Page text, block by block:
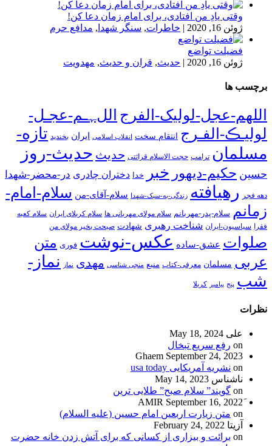
وقتی یادِ من افتادی، برای امام زمان دعا کن!
ژوئن 16, 2020
| خاطرات, سنگر شهدا , مدافع حرم
فضیلت تواضع
ژوئن 16, 2020
| حدیث, قران و حدیث, مهدویت
برچسب ها
اللهم-عجل-لولیک-الفرج اللﮩـم-عجـل-
لولیـڪ-الفـرج انتقام سخت انقلاب اسلامی ایران بخندید تازه-
مسلمان ترامپ حجت الاسلام قرائتی حدیث حدیث-روز
حسین حکیم-دیهور خبر خدا دختران چادری در-محضر-شهدا
دهه فجر رهیافته زندگی-به-سبک-شهدا سلام-آقای-من سلام-امام-
زمانم سلام-پدر-مهربانم سلام مولای مهربانی ها سلام کربلای ایران سلام کعبه
فقرا سیاسیون-ایران شناخت رهبری شهادت صبحت بخیر مولای من
صلوات عشق-ساده عکس-نوشت فوری متن
عربی مسلمان معرفی-کتاب منبع منجی شناسی مهدی نماز
نماز-
شب پنج پیامبر کربلا
نظرات
علی May 18, 2024
on رفع سریع تبخال
Ghaem September 24, 2023
on نشریه آمریکایی usa today
ناشناس May 14, 2023
on گویند” سلام صبح” طلایی ترین
September 16, 2022
on متن زیارت اربعین امام حسین (علیه السلام)
آزیتا February 24, 2022
on برائت و بیزاری از کسانی که برای آتش زدن خانه حضرت